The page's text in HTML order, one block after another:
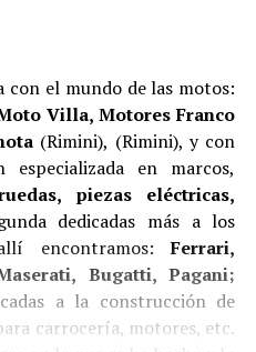
con el mundo de las motos:
Villa, Motores Franco
(Rimini), (Rimini), y con
en marcos,
piezas eléctricas,
dedicadas más a los
encontramos: Ferrari,
Bugatti, Pagani;
a la construcción de
carrocería, motores, etc.